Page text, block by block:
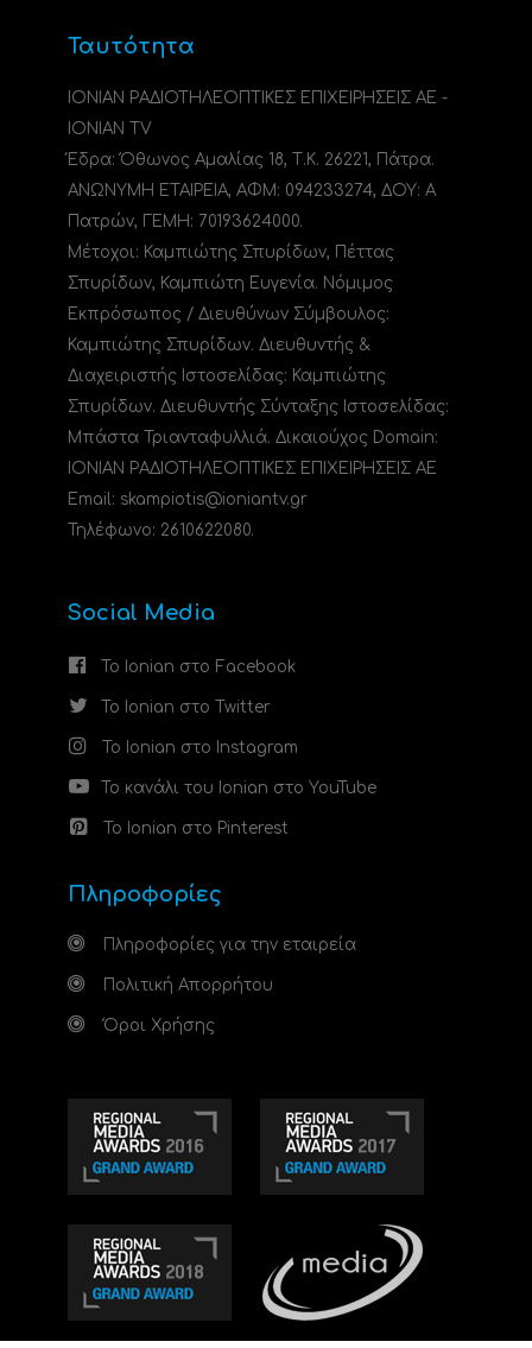
Ταυτότητα
ΙΟΝΙΑΝ ΡΑΔΙΟΤΗΛΕΟΠΤΙΚΕΣ ΕΠΙΧΕΙΡΗΣΕΙΣ ΑΕ -
IONIAN TV
Έδρα: Όθωνος Αμαλίας 18, Τ.Κ. 26221, Πάτρα.
ΑΝΩΝΥΜΗ ΕΤΑΙΡΕΙΑ, ΑΦΜ: 094233274, ΔΟΥ: A
Πατρών, ΓΕΜΗ: 70193624000.
Μέτοχοι: Καμπιώτης Σπυρίδων, Πέττας
Σπυρίδων, Καμπιώτη Ευγενία. Νόμιμος
Εκπρόσωπος / Διευθύνων Σύμβουλος:
Καμπιώτης Σπυρίδων. Διευθυντής &
Διαχειριστής Ιστοσελίδας: Καμπιώτης
Σπυρίδων. Διευθυντής Σύνταξης Ιστοσελίδας:
Μπάστα Τριανταφυλλιά. Δικαιούχος Domain:
ΙΟΝΙΑΝ ΡΑΔΙΟΤΗΛΕΟΠΤΙΚΕΣ ΕΠΙΧΕΙΡΗΣΕΙΣ ΑΕ
Email: skampiotis@ioniantv.gr
Τηλέφωνο: 2610622080.
Social Media
Το Ionian στο Facebook
Το Ionian στο Twitter
Το Ionian στο Instagram
Το κανάλι του Ionian στο YouTube
Το Ionian στο Pinterest
Πληροφορίες
Πληροφορίες για την εταιρεία
Πολιτική Απορρήτου
Όροι Χρήσης